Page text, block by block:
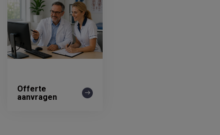
Offerte
aanvragen